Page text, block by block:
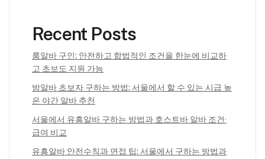
Recent Posts
룸알바 구인: 안전하고 합법적인 조건을 한눈에 비교하
고 초보도 지원 가능
밤알바 초보자 구하는 방법: 서울에서 할 수 있는 시급 높
은 야간 알바 추천
서울에서 유흥알바 구하는 방법과 호스트바 알바 조건·
급여 비교
유흥알바 안전수칙과 면접 팁: 서울에서 구하는 방법과